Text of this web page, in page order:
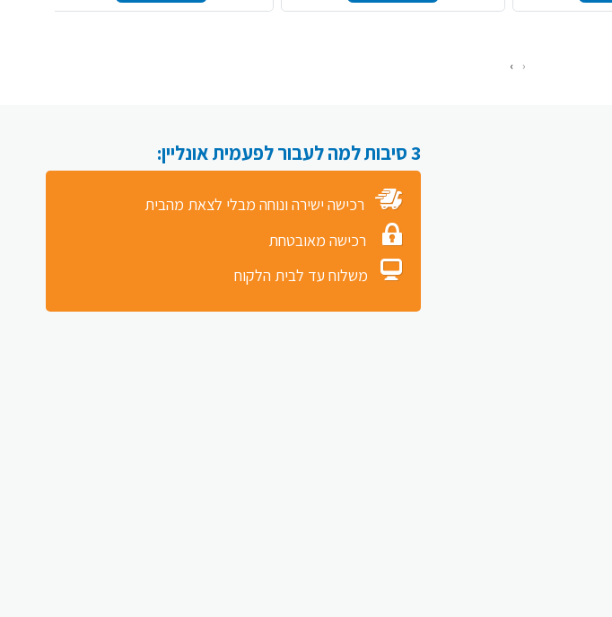
‹
›
3 סיבות למה לעבור לפעמית אונליין:
רכישה ישירה ונוחה מבלי לצאת מהבית
רכישה מאובטחת
משלוח עד לבית הלקוח